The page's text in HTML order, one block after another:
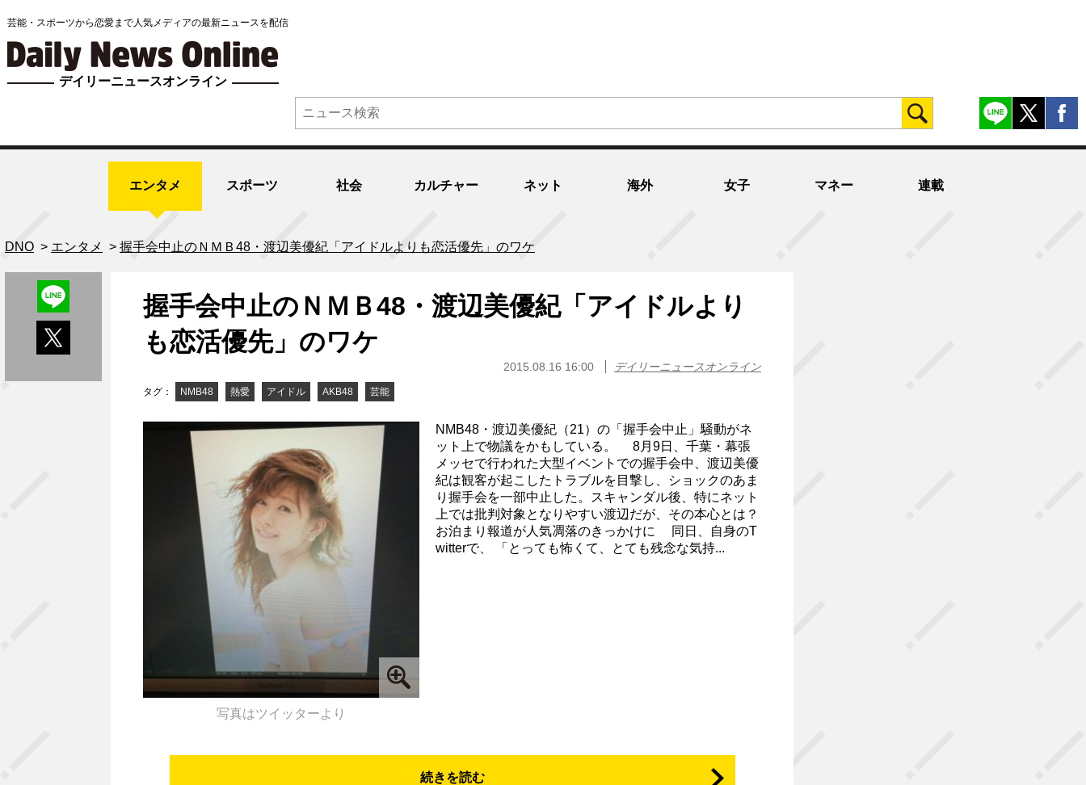
芸能・スポーツから恋愛まで人気メディアの最新ニュースを配信
デイリーニュースオンライン
エンタメ スポーツ 社会 カルチャー ネット 海外 女子 マネー 連載
DNO > エンタメ > 握手会中止のＮＭＢ48・渡辺美優紀「アイドルよりも恋活優先」のワケ
握手会中止のＮＭＢ48・渡辺美優紀「アイドルより
も恋活優先」のワケ
2015.08.16 16:00 デイリーニュースオンライン
タグ： NMB48 熱愛 アイドル AKB48 芸能
写真はツイッターより
NMB48・渡辺美優紀（21）の「握手会中止」騒動がネ
ット上で物議をかもしている。 8月9日、千葉・幕張
メッセで行われた大型イベントでの握手会中、渡辺美優
紀は観客が起こしたトラブルを目撃し、ショックのあま
り握手会を一部中止した。スキャンダル後、特にネット
上では批判対象となりやすい渡辺だが、その本心とは？
お泊まり報道が人気凋落のきっかけに 同日、自身のT
witterで、 「とっても怖くて、とても残念な気持...
続きを読む